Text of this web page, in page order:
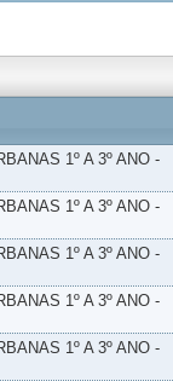
1º A 3º ANO -
1º A 3º ANO -
1º A 3º ANO -
1º A 3º ANO -
1º A 3º ANO -